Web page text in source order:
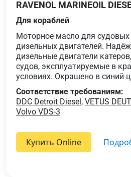
RAVENOL MARINEOIL
Для кораблей
Моторное масло для
дизельных двигателей.
дизельные двигатели
судов, эксплуатируемые в
условиях. Окрашено в синий
Соответствие требованиям:
DDC Detroit Diesel , VETUS
Volvo VDS-3
Купить Online